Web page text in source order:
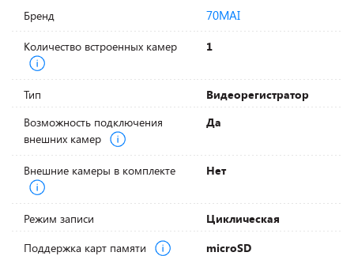
Бренд 70MAI
Количество встроенных камер 1
Тип
Видеорегистратор
Возможность подключения
внешних камер
Да
Внешние камеры в комплекте Нет
Режим записи
Циклическая
Поддержка карт памяти
microSD